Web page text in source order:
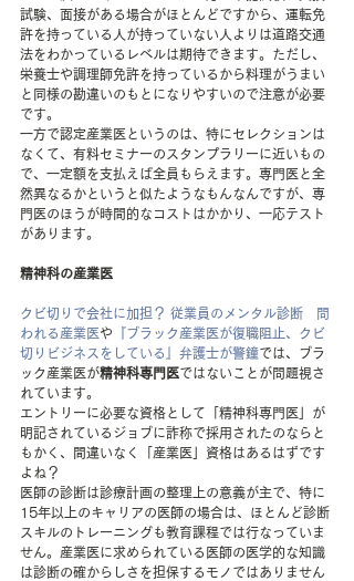
試験、面接がある場合がほとんどですから、運転免
許を持っている人が持っていない人よりは道路交通
法をわかっているレベルは期待できます。ただし、
栄養士や調理師免許を持っているから料理がうまい
と同様の勘違いのもとになりやすいので注意が必要
です。
一方で認定産業医というのは、特にセレクションは
なくて、有料セミナーのスタンプラリーに近いもの
で、一定額を支払えば全員もらえます。専門医と全
然異なるかというと似たようなもんなんですが、専
門医のほうが時間的なコストはかかり、一応テスト
があります。
精神科の産業医
クビ切りで会社に加担？ 従業員のメンタル診断　問
われる産業医や 『ブラック産業医が復職阻止、クビ
切りビジネスをしている』弁護士が警鐘では、ブラ
ック産業医が精神科専門医ではないことが問題視さ
れています。
エントリーに必要な資格として「精神科専門医」が
明記されているジョブに詐称で採用されたのならと
もかく、間違いなく「産業医」資格はあるはずです
よね？
医師の診断は診療計画の整理上の意義が主で、特に
15年以上のキャリアの医師の場合は、ほとんど診断
スキルのトレーニングも教育課程では行なっていま
せん。産業医に求められている医師の医学的な知識
は診断の確からしさを担保するモノではありません